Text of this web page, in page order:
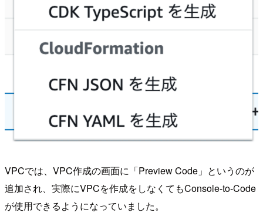
VPCでは、VPC作成の画面に「Preview Code」というのが
追加され、実際にVPCを作成をしなくてもConsole-to-Code
が使用できるようになっていました。